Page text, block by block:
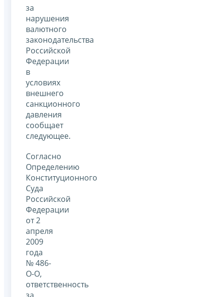
за
нарушения
валютного
законодательства
Российской
Федерации
в
условиях
внешнего
санкционного
давления
сообщает
следующее.
Согласно
Определению
Конституционного
Суда
Российской
Федерации
от 2
апреля
2009
года
№ 486-
О-О,
ответственность
за